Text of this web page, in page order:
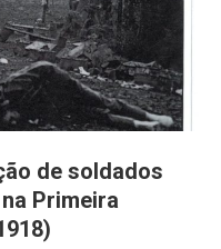
de soldados
Primeira